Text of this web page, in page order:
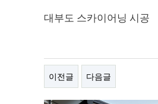
대부도 스카이어닝 시공
이전글 다음글